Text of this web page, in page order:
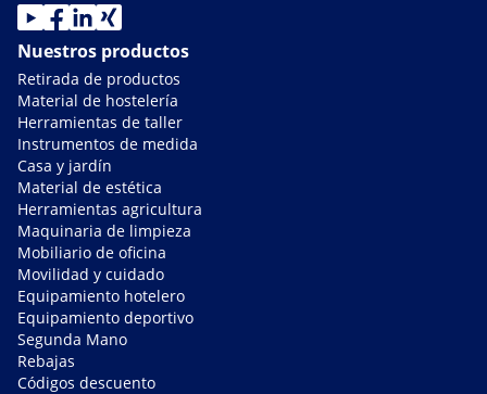
Nuestros productos
Retirada de productos
Material de hostelería
Herramientas de taller
Instrumentos de medida
Casa y jardín
Material de estética
Herramientas agricultura
Maquinaria de limpieza
Mobiliario de oficina
Movilidad y cuidado
Equipamiento hotelero
Equipamiento deportivo
Segunda Mano
Rebajas
Códigos descuento